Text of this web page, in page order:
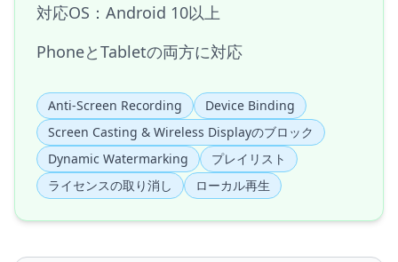
対応OS：Android 10以上
PhoneとTabletの両方に対応
Anti-Screen Recording
Device Binding
Screen Casting & Wireless Displayのブロック
Dynamic Watermarking
プレイリスト
ライセンスの取り消し
ローカル再生